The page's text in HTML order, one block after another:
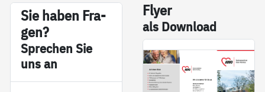
Sie ha­ben Fra­
gen?
Sp­re­chen Sie
uns an
Fly­er
als Down­load